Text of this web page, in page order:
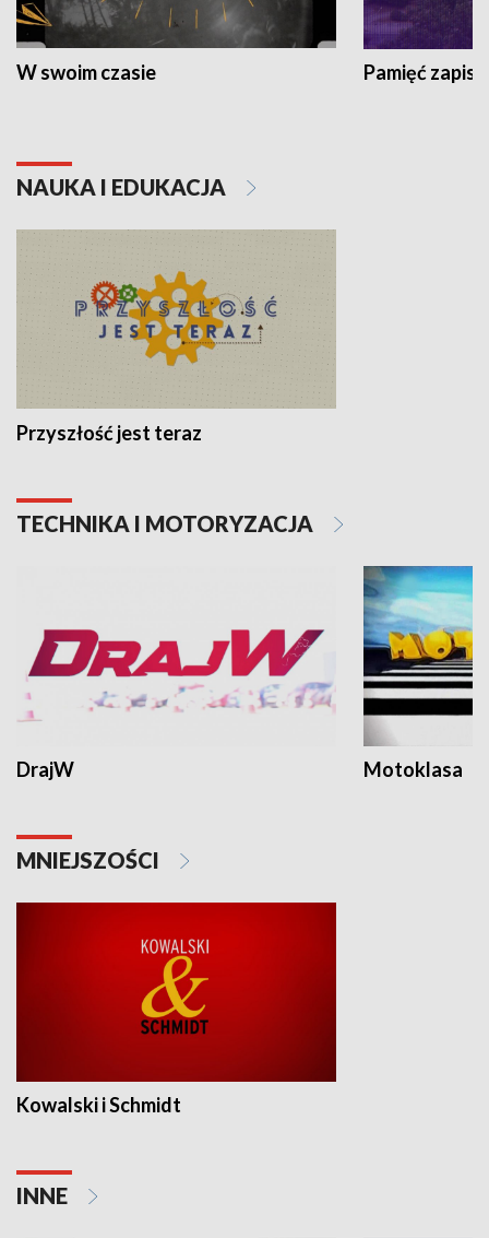
W swoim czasie Pamięć
NAUKA I EDUKACJA
Przyszłość jest teraz
TECHNIKA I MOTORYZACJA
DrajW Motoklasa
MNIEJSZOŚCI
Kowalski i Schmidt
INNE